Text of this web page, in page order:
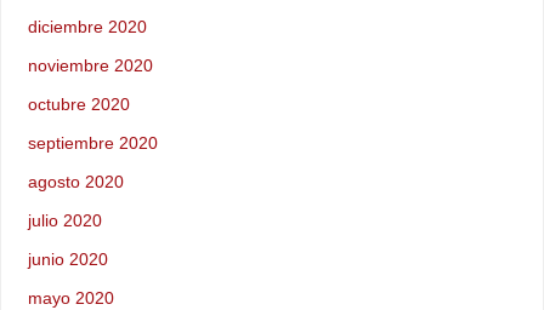
diciembre 2020
noviembre 2020
octubre 2020
septiembre 2020
agosto 2020
julio 2020
junio 2020
mayo 2020